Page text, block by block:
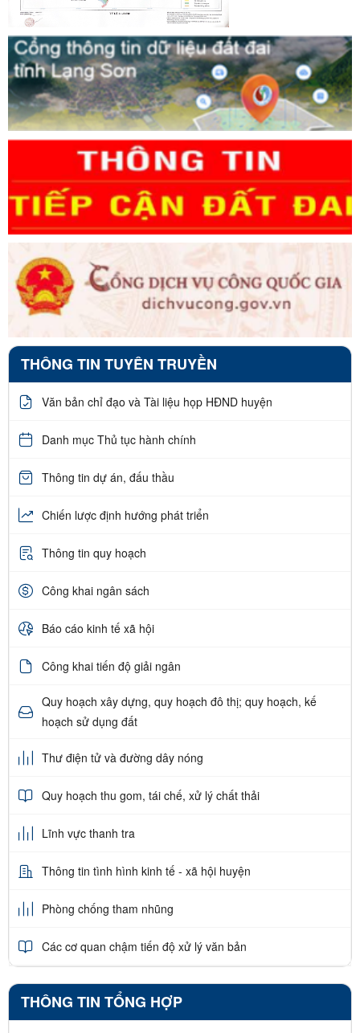
THÔNG TIN TUYÊN TRUYỀN
Văn bản chỉ đạo và Tài liệu họp HĐND huyện
Danh mục Thủ tục hành chính
Thông tin dự án, đấu thầu
Chiến lược định hướng phát triển
Thông tin quy hoạch
Công khai ngân sách
Báo cáo kinh tế xã hội
Công khai tiến độ giải ngân
Quy hoạch xây dựng, quy hoạch đô thị; quy hoạch, kế
hoạch sử dụng đất
Thư điện tử và đường dây nóng
Quy hoạch thu gom, tái chế, xử lý chất thải
Lĩnh vực thanh tra
Thông tin tình hình kinh tế - xã hội huyện
Phòng chống tham nhũng
Các cơ quan chậm tiến độ xử lý văn bản
THÔNG TIN TỔNG HỢP